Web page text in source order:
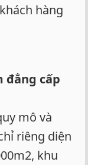
hàng
đẳng cấp
mô và
riêng diện
khu